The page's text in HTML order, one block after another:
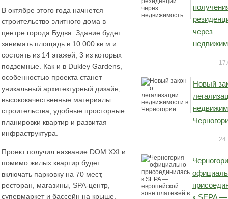
В октябре этого года начнется
строительство элитного дома в
центре города Будва. Здание будет
занимать площадь в 10 000 кв.м и
состоять из 14 этажей, 3 из которых
подземные. Как и в Dukley Gardens,
особенностью проекта станет
уникальный архитектурный дизайн,
высококачественные материалы
строительства, удобные просторные
планировки квартир и развитая
инфраструктура.
Проект получил название DOM XXI и
помимо жилых квартир будет
включать парковку на 70 мест,
ресторан, магазины, SPA-центр,
супермаркет и бассейн на крыше.
через
Новый